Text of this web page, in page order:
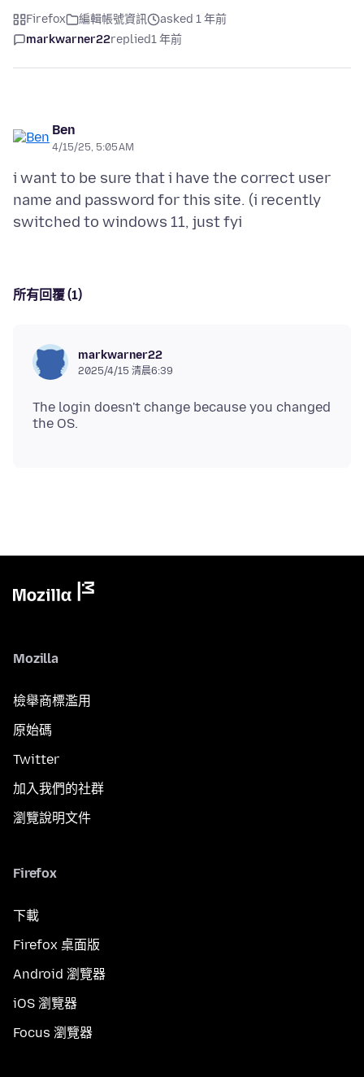
Firefox 編輯帳號資訊
asked 1 年前
markwarner22replied1 年前
Ben
4/15/25, 5:05 AM
i want to be sure that i have the correct user
name and password for this site. (i recently
所有回覆 (1)
markwarner22
2025/4/15 清晨6:39
The login doesn't change because you changed
Mozilla
檢舉商標濫用
原始碼
Twitter
加入我們的社群
瀏覽說明文件
Firefox
下載
Firefox 桌面版
Android 瀏覽器
iOS 瀏覽器
Focus 瀏覽器